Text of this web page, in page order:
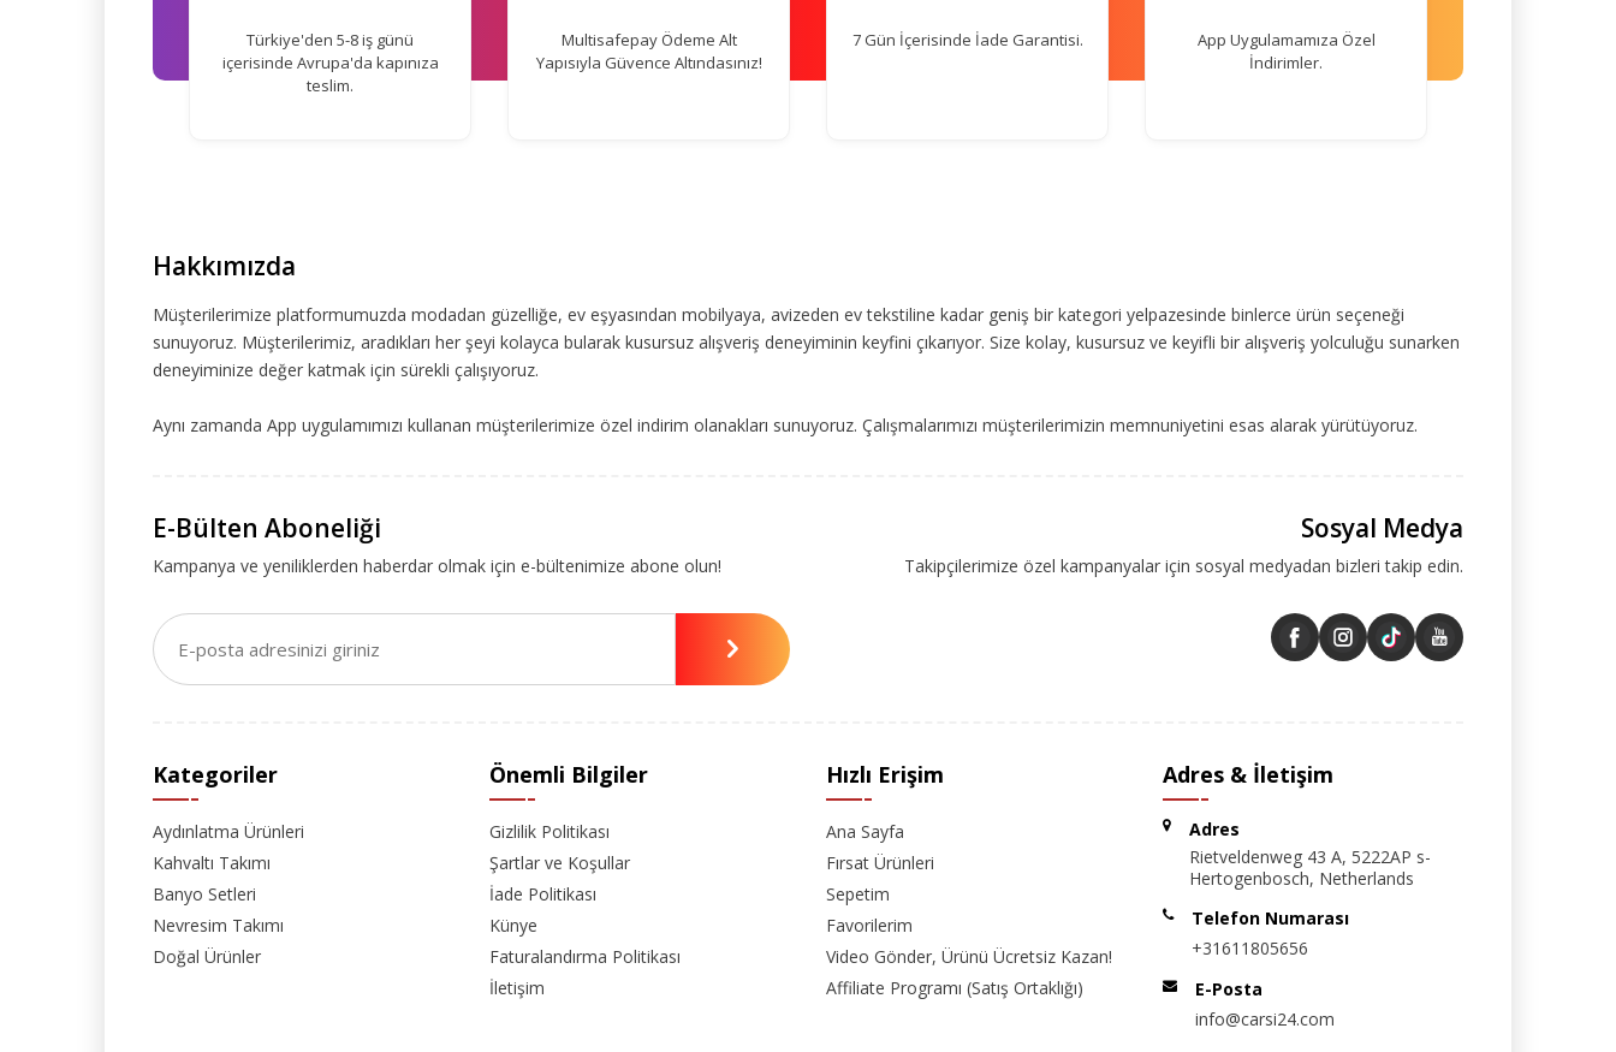
Türkiye'den 5-8 iş günü
içerisinde Avrupa'da kapınıza
teslim.
Multisafepay Ödeme Alt
Yapısıyla Güvence Altındasınız!
7 Gün İçerisinde İade Garantisi.
App Uygulamamıza Özel
İndirimler.
Hakkımızda
Müşterilerimize platformumuzda modadan güzelliğe, ev eşyasından mobilyaya, avizeden ev tekstiline kadar geniş bir kategori yelpazesinde binlerce ürün seçeneği
sunuyoruz. Müşterilerimiz, aradıkları her şeyi kolayca bularak kusursuz alışveriş deneyiminin keyfini çıkarıyor. Size kolay, kusursuz ve keyifli bir alışveriş yolculuğu sunarken
deneyiminize değer katmak için sürekli çalışıyoruz.
Aynı zamanda App uygulamımızı kullanan müşterilerimize özel indirim olanakları sunuyoruz. Çalışmalarımızı müşterilerimizin memnuniyetini esas alarak yürütüyoruz.
E-Bülten Aboneliği
Kampanya ve yeniliklerden haberdar olmak için e-bültenimize abone olun!
Sosyal Medya
Takipçilerimize özel kampanyalar için sosyal medyadan bizleri takip edin.
Kategoriler
Aydınlatma Ürünleri
Kahvaltı Takımı
Banyo Setleri
Nevresim Takımı
Doğal Ürünler
Önemli Bilgiler
Gizlilik Politikası
Şartlar ve Koşullar
İade Politikası
Künye
Faturalandırma Politikası
İletişim
Hızlı Erişim
Ana Sayfa
Fırsat Ürünleri
Sepetim
Favorilerim
Video Gönder, Ürünü Ücretsiz Kazan!
Affiliate Programı (Satış Ortaklığı)
Adres & İletişim
Adres
Rietveldenweg 43 A, 5222AP s-
Hertogenbosch, Netherlands
Telefon Numarası
+31611805656
E-Posta
info@carsi24.com